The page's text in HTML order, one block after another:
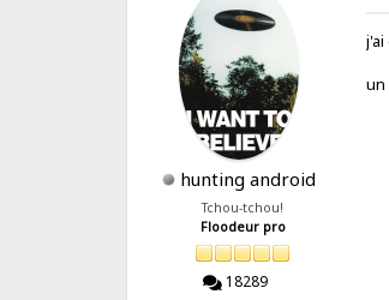
hunting android
Tchou-tchou!
Floodeur pro
18289
un